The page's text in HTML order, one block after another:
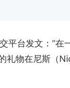
平台发文：“在
礼物在尼斯（